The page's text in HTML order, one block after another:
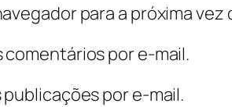
para a próxima vez
por e-mail.
por e-mail.